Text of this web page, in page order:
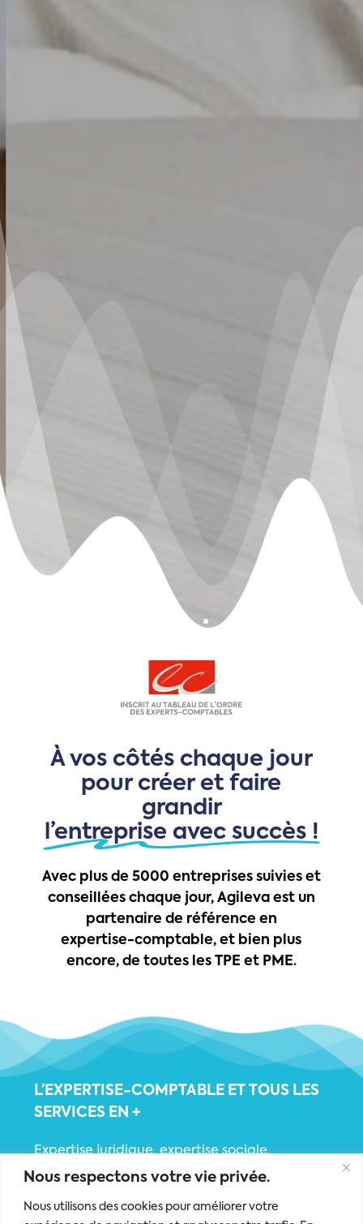
Nous respectons votre vie privée.
Nous utilisons des cookies pour améliorer votre
À vos côtés chaque jour
pour créer et faire
grandir
l’entreprise avec succès !
Avec plus de 5000 entreprises suivies et
conseillées chaque jour, Agileva est un
partenaire de référence en
expertise-comptable, et bien plus
encore, de toutes les TPE et PME.
L’EXPERTISE-COMPTABLE ET TOUS LES
SERVICES EN +
Expertise juridique, expertise sociale,
expertise digitale, expertise patrimoniale,
d’entreprise dans leurs choix stratégiques et